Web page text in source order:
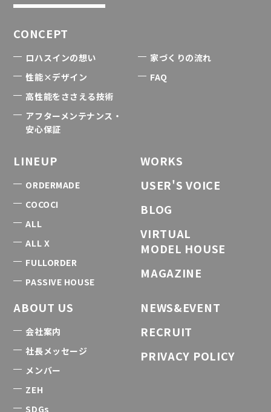
CONCEPT
ロハスインの想い
性能×デザイン
高性能をささえる技術
アフターメンテナンス・
安心保証
家づくりの流れ
FAQ
LINEUP
ORDERMADE
COCOCI
ALL
ALL X
FULLORDER
PASSIVE HOUSE
WORKS
USER'S VOICE
BLOG
VIRTUAL
MODEL HOUSE
MAGAZINE
ABOUT US
会社案内
社長メッセージ
メンバー
ZEH
SDGs
NEWS&EVENT
RECRUIT
PRIVACY POLICY